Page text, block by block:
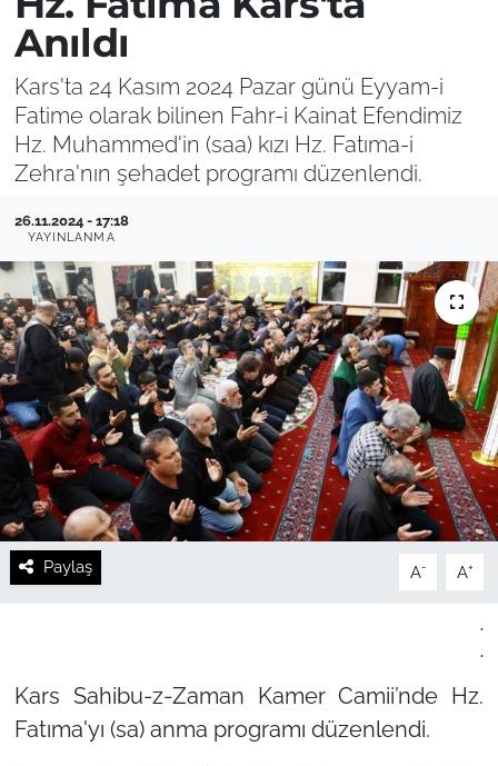
Anıldı
Kars'ta 24 Kasım 2024 Pazar günü Eyyam-i
Fatime olarak bilinen Fahr-i Kainat Efendimiz
Hz. Muhammed'in (saa) kızı Hz. Fatıma-i
Zehra'nın şehadet programı düzenlendi.
26.11.2024 - 17:18
YAYINLANMA
Paylaş A- A+
.
.
Kars Sahibu-z-Zaman Kamer Camii’nde Hz.
Fatıma'yı (sa) anma programı düzenlendi.